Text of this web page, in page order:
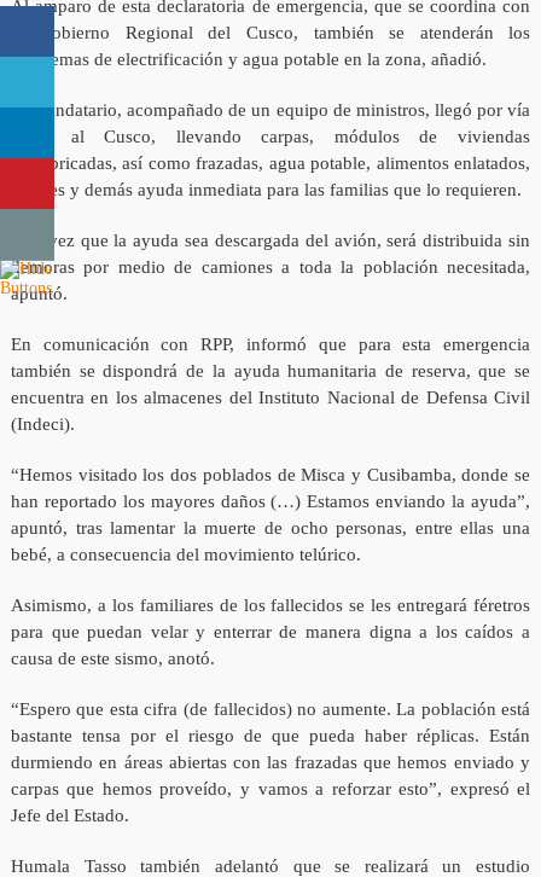
Al amparo de esta declaratoria de emergencia, que se coordina con
el Gobierno Regional del Cusco, también se atenderán los
problemas de electrificación y agua potable en la zona, añadió.
El Mandatario, acompañado de un equipo de ministros, llegó por vía
aérea al Cusco, llevando carpas, módulos de viviendas
prefabricadas, así como frazadas, agua potable, alimentos enlatados,
víveres y demás ayuda inmediata para las familias que lo requieren.
Una vez que la ayuda sea descargada del avión, será distribuida sin
demoras por medio de camiones a toda la población necesitada,
apuntó.
En comunicación con RPP, informó que para esta emergencia
también se dispondrá de la ayuda humanitaria de reserva, que se
encuentra en los almacenes del Instituto Nacional de Defensa Civil
(Indeci).
“Hemos visitado los dos poblados de Misca y Cusibamba, donde se
han reportado los mayores daños (…) Estamos enviando la ayuda”,
apuntó, tras lamentar la muerte de ocho personas, entre ellas una
bebé, a consecuencia del movimiento telúrico.
Asimismo, a los familiares de los fallecidos se les entregará féretros
para que puedan velar y enterrar de manera digna a los caídos a
causa de este sismo, anotó.
“Espero que esta cifra (de fallecidos) no aumente. La población está
bastante tensa por el riesgo de que pueda haber réplicas. Están
durmiendo en áreas abiertas con las frazadas que hemos enviado y
carpas que hemos proveído, y vamos a reforzar esto”, expresó el
Jefe del Estado.
Humala Tasso también adelantó que se realizará un estudio